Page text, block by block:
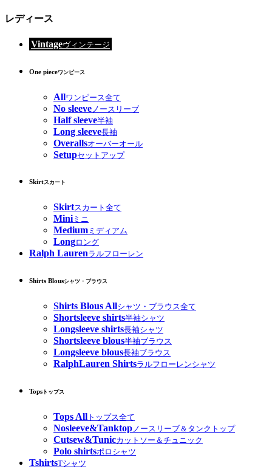
レディース
Vintageヴィンテージ
One pieceワンピース
Allワンピース全て
No sleeve ノースリーブ
Half sleeve半袖
Long sleeve長袖
Overallsオーバーオール
Setupセットアップ
Skirtスカート
Skirtスカート全て
Miniミニ
Medium ミディアム
Longロング
Ralph Laurenラルフローレン
Shirts Blousシャツ・ブラウス
Shirts Blous Allシャツ・ブラウス全て
Shortsleeve shirts半袖シャツ
Longsleeve shirts長袖シャツ
Shortsleeve blous半袖ブラウス
Longsleeve blous長袖ブラウス
RalphLauren Shirtsラルフローレンシャツ
Tops トップス
Tops All トップス全て
Nosleeve&Tanktopノースリーブ＆タンクトップ
Cutsew&Tunicカットソー＆チュニック
Polo shirtsポロシャツ
TshirtsTシャツ